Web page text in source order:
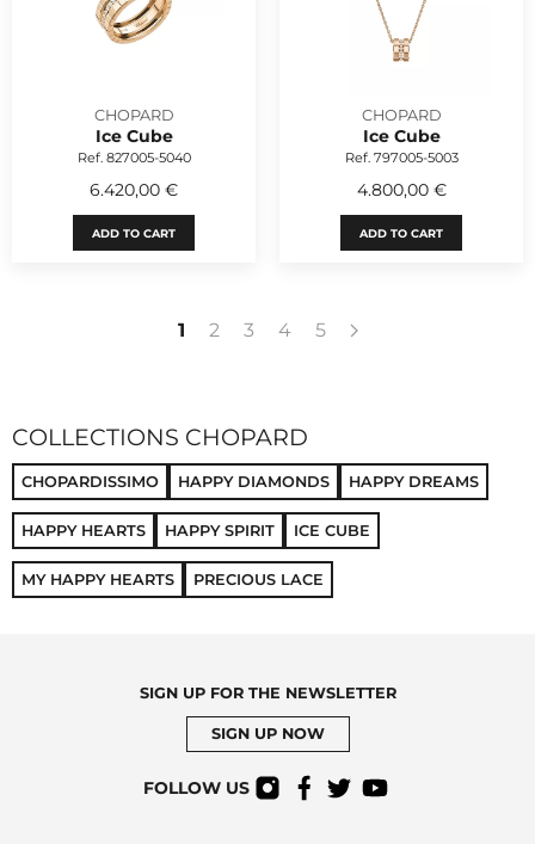
CHOPARD
Ice Cube
Ref. 827005-5040
6.420,00 €
ADD TO CART
CHOPARD
Ice Cube
Ref. 797005-5003
4.800,00 €
ADD TO CART
1 2 3 4 5
COLLECTIONS CHOPARD
CHOPARDISSIMO HAPPY DIAMONDS HAPPY DREAMS
HAPPY HEARTS HAPPY SPIRIT ICE CUBE
MY HAPPY HEARTS PRECIOUS LACE
SIGN UP FOR THE NEWSLETTER
SIGN UP NOW
FOLLOW US